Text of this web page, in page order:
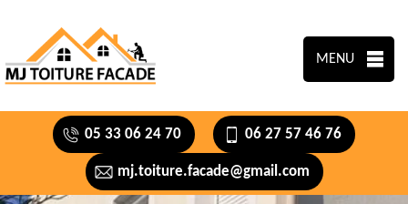
MENU
05 33 06 24 70 06 27 57 46 76
mj.toiture.facade@gmail.com